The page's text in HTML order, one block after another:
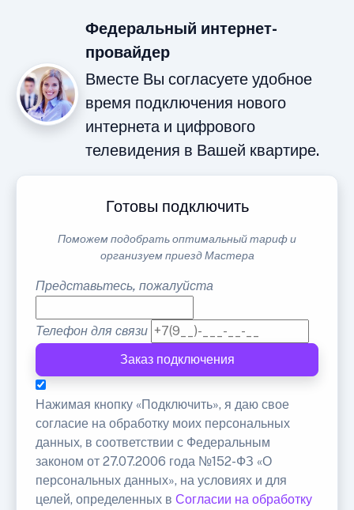
Федеральный интернет-
провайдер
Вместе Вы согласуете удобное
время подключения нового
интернета и цифрового
телевидения в Вашей квартире.
Готовы подключить
Поможем подобрать оптимальный тариф и
организуем приезд Мастера
Представьтесь, пожалуйста
Телефон для связи
Заказ подключения
Нажимая кнопку «Подключить», я даю свое
согласие на обработку моих персональных
данных, в соответствии с Федеральным
законом от 27.07.2006 года №152-ФЗ «О
персональных данных», на условиях и для
целей, определенных в Согласии на обработку